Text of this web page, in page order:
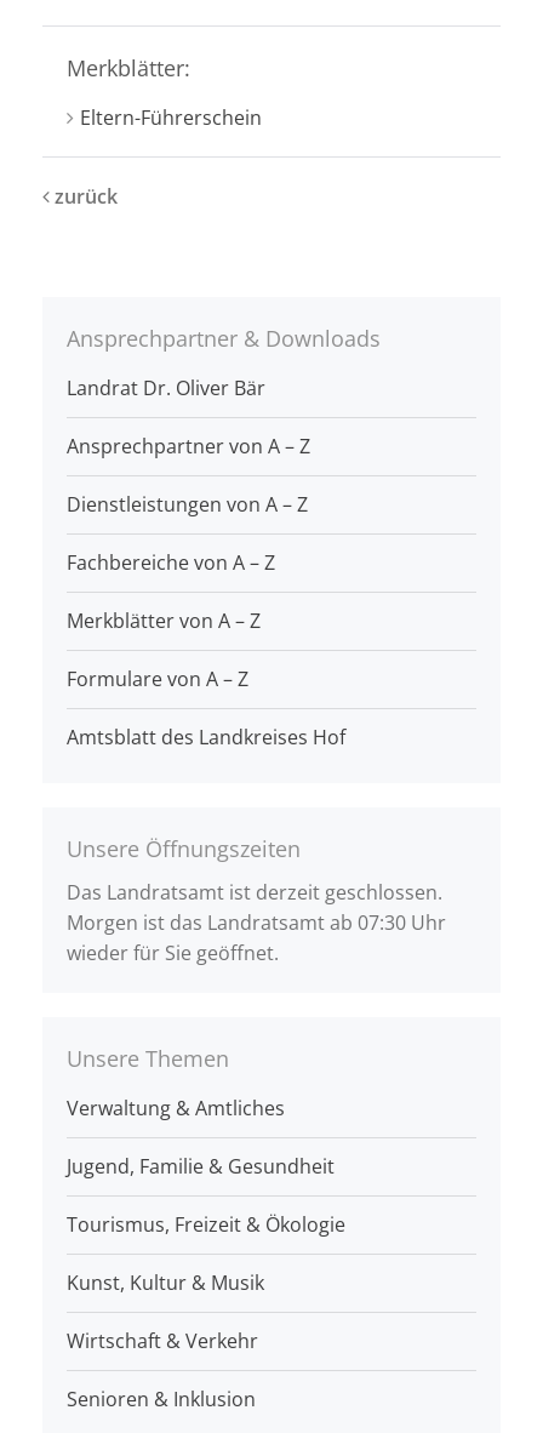
Merkblätter:
Eltern-Führerschein
zurück
Ansprechpartner & Downloads
Landrat Dr. Oliver Bär
Ansprechpartner von A – Z
Dienstleistungen von A – Z
Fachbereiche von A – Z
Merkblätter von A – Z
Formulare von A – Z
Amtsblatt des Landkreises Hof
Unsere Öffnungszeiten
Das Landratsamt ist derzeit geschlossen.
Morgen ist das Landratsamt ab 07:30 Uhr
wieder für Sie geöffnet.
Unsere Themen
Verwaltung & Amtliches
Jugend, Familie & Gesundheit
Tourismus, Freizeit & Ökologie
Kunst, Kultur & Musik
Wirtschaft & Verkehr
Senioren & Inklusion